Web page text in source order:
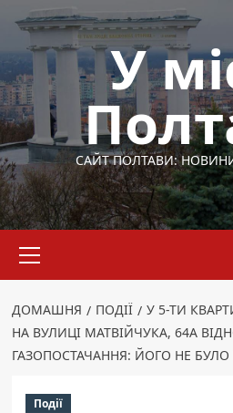
Перейти
вмісту
У
САЙТ ПОЛТАВИ:
меню
ДОМАШНЯ ПОДІЇ
У 5-ТИ
НА ВУЛИЦІ МАТВІЙЧУКА, 64А
ГАЗОПОСТАЧАННЯ: ЙОГО НЕ
Події